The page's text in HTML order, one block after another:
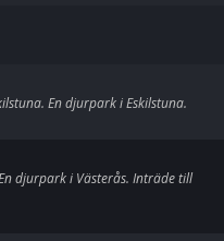
En djurpark i Eskilstuna.
djurpark i Västerås. Inträde till